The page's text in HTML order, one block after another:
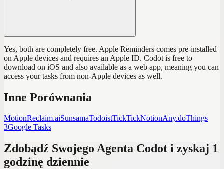
Yes, both are completely free. Apple Reminders comes pre-installed
on Apple devices and requires an Apple ID. Codot is free to
download on iOS and also available as a web app, meaning you can
access your tasks from non-Apple devices as well.
Inne Porównania
MotionReclaim.aiSunsamaTodoistTickTickNotionAny.doThings
3Google Tasks
Zdobądź Swojego Agenta Codot i zyskaj 1
godzinę dziennie